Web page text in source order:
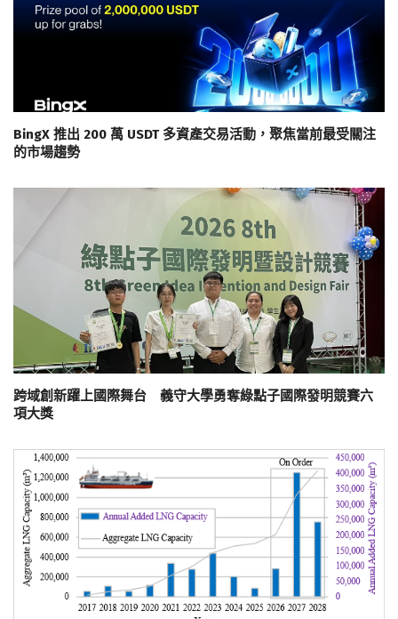
BingX 推出 200 萬 USDT 多資產交易活動，聚焦當前最受關注
的市場趨勢
跨域創新躍上國際舞台 義守大學勇奪綠點子國際發明競賽六
項大獎